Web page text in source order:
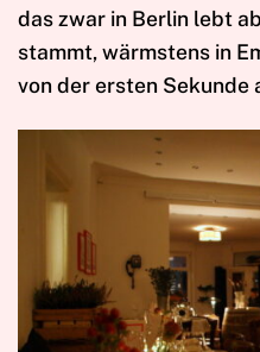
das zwar in Berlin lebt
stammt, wärmstens in
von der ersten Sekunde